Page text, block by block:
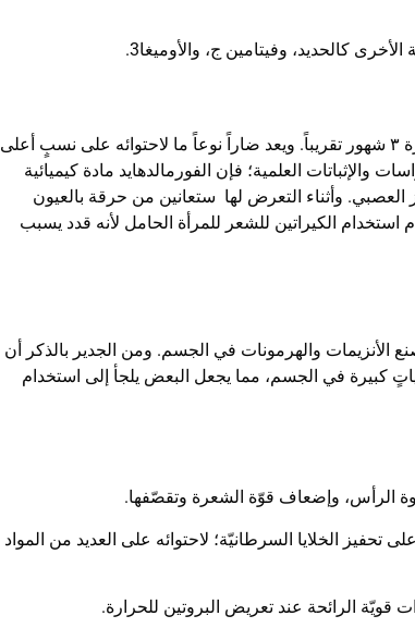
كالحديد، وفيتامين ج، والأوميغا3.
إنّ علاج الشعر الخشن أو المجعد بالكيراتين يعد مؤقتاً لفترة ٣ شهور تقريباً. ويعد ضاراً نوعاً ما لاحتوائه على نسبٍ أعلى
العلمية؛ فإن الفورمالدهايد مادة كيميائية
وأثناء التعرض لها ستعانين من حرقة بالعيون
استخدام الكيراتين للشعر للمرأة الحامل لأنه قدد يسبب
الأنزيمات والهرمونات في الجسم. ومن الجدير بالذكر أن
كبيرة في الجسم، مما يجعل البعض يلجأ إلى استخدام
الرأس، وإضعاف قوّة الشعرة وتقصّفها.
تحفيز الخلايا السرطانيّة؛ لاحتوائه على العديد من المواد
قويّة الرائحة عند تعريض البروتين للحرارة.